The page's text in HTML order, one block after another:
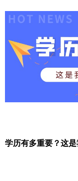
学历有多重要？这是